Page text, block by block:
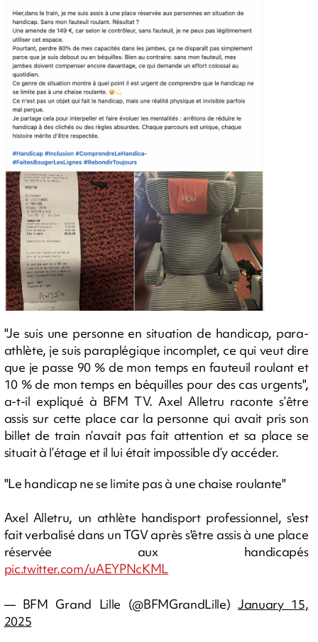
"Je suis une personne en situation de handicap, para-
athlète, je suis paraplégique incomplet, ce qui veut dire
que je passe 90 % de mon temps en fauteuil roulant et
10 % de mon temps en béquilles pour des cas urgents",
a-t-il expliqué à BFM TV. Axel Alletru raconte s’être
assis sur cette place car la personne qui avait pris son
billet de train n’avait pas fait attention et sa place se
situait à l’étage et il lui était impossible d’y accéder.
"Le handicap ne se limite pas à une chaise roulante"
Axel Alletru, un athlète handisport professionnel, s'est
fait verbalisé dans un TGV après s'être assis à une place
réservée aux handicapés
pic.twitter.com/uAEYPNcKML
— BFM Grand Lille (@BFMGrandLille)January 15,
2025